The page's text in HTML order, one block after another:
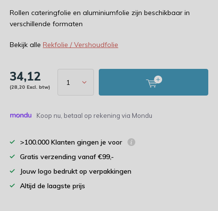
Rollen cateringfolie en aluminiumfolie zijn beschikbaar in
verschillende formaten
Bekijk alle Rekfolie / Vershoudfolie
34,12
(28,20 Excl. btw)
Koop nu, betaal op rekening via Mondu
>100.000 Klanten gingen je voor
Gratis verzending vanaf €99,-
Jouw logo bedrukt op verpakkingen
Altijd de laagste prijs